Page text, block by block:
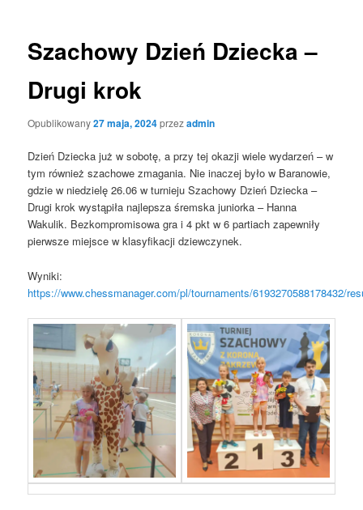
Szachowy Dzień Dziecka –
Drugi krok
Opublikowany27 maja, 2024przezadmin
Dzień Dziecka już w sobotę, a przy tej okazji wiele wydarzeń – w
tym również szachowe zmagania. Nie inaczej było w Baranowie,
gdzie w niedzielę 26.06 w turnieju Szachowy Dzień Dziecka –
Drugi krok wystąpiła najlepsza śremska juniorka – Hanna
Wakulik. Bezkompromisowa gra i 4 pkt w 6 partiach zapewniły
pierwsze miejsce w klasyfikacji dziewczynek.
Wyniki:
https://www.chessmanager.com/pl/tournaments/6193270588178432/